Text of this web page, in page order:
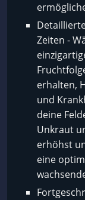
Zeiten -
erhalten,
und
deine
Unkraut
erhöhst
eine